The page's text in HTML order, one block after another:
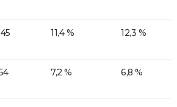
11,4 % 12,3 %
7,2 % 6,8 %